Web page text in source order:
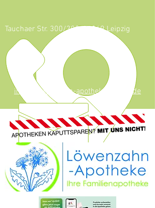
Tauchaer Str. 300/302, 04349 Leipzig
0341 - 247 53
624
info@loewenzahn-apotheke-leipzig.de